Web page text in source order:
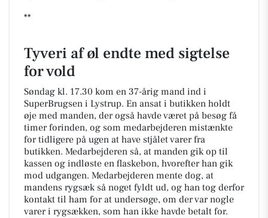
**
Tyveri af øl endte med sigtelse
for vold
Søndag kl. 17.30 kom en 37-årig mand ind i
SuperBrugsen i Lystrup. En ansat i butikken holdt
øje med manden, der også havde været på besøg få
timer forinden, og som medarbejderen mistænkte
for tidligere på ugen at have stjålet varer fra
butikken. Medarbejderen så, at manden gik op til
kassen og indløste en flaskebon, hvorefter han gik
mod udgangen. Medarbejderen mente dog, at
mandens rygsæk så noget fyldt ud, og han tog derfor
kontakt til ham for at undersøge, om der var nogle
varer i rygsækken, som han ikke havde betalt for.